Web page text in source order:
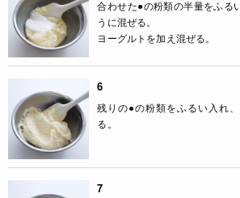
合わせた●の粉類の半量をふる
うに混ぜる。
ヨーグルトを加え混ぜる。
6
残りの●の粉類をふるい入れ
る。
7